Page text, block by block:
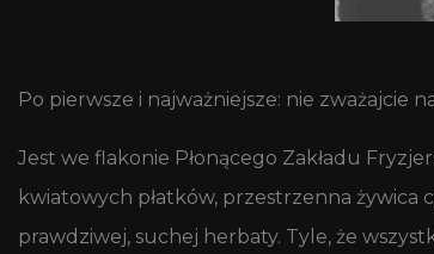
Po pierwsze i najważniejsze: nie zważajcie
Jest we flakonie Płonącego Zakładu
kwiatowych płatków, przestrzenna
prawdziwej, suchej herbaty. Tyle, że